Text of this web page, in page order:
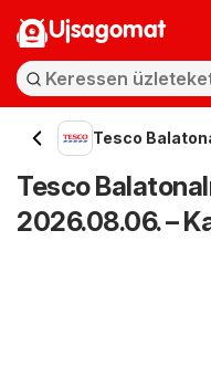
Ujsagomat
Tesco
Tesco
2026.08.06. –